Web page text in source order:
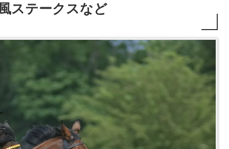
ステークスなど